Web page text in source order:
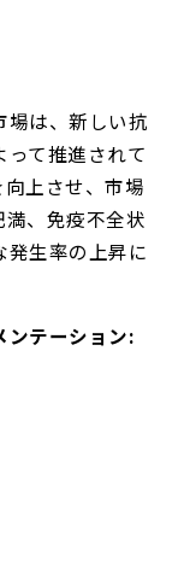
場は、新しい抗
て推進されて
上させ、市場
、免疫不全状
生率の上昇に
ンテーション: